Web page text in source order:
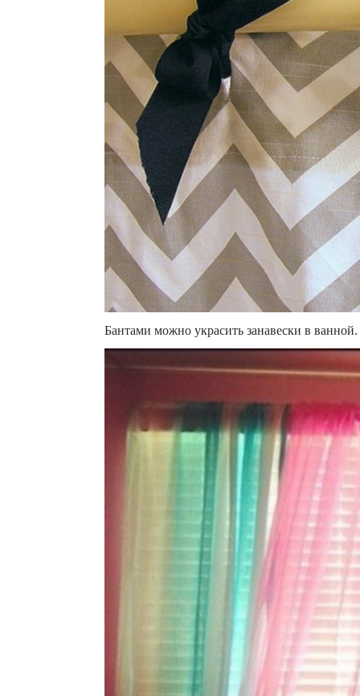
Бантами можно украсить занавески в ванной.